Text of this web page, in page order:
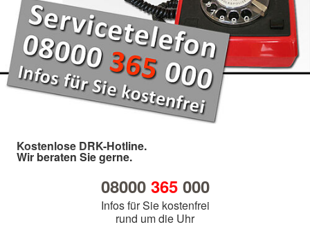
Kostenlose DRK-Hotline.
Wir beraten Sie gerne.
08000 365000
Infos für Sie kostenfrei
rund um die Uhr